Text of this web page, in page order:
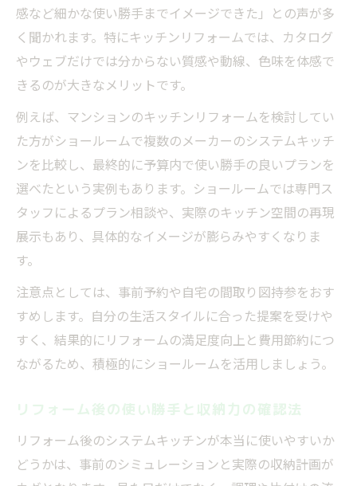
感など細かな使い勝手までイメージできた」との声が多
く聞かれます。特にキッチンリフォームでは、カタログ
やウェブだけでは分からない質感や動線、色味を体感で
きるのが大きなメリットです。
例えば、マンションのキッチンリフォームを検討してい
た方がショールームで複数のメーカーのシステムキッチ
ンを比較し、最終的に予算内で使い勝手の良いプランを
選べたという実例もあります。ショールームでは専門ス
タッフによるプラン相談や、実際のキッチン空間の再現
展示もあり、具体的なイメージが膨らみやすくなりま
す。
注意点としては、事前予約や自宅の間取り図持参をおす
すめします。自分の生活スタイルに合った提案を受けや
すく、結果的にリフォームの満足度向上と費用節約につ
ながるため、積極的にショールームを活用しましょう。
リフォーム後の使い勝手と収納力の確認法
リフォーム後のシステムキッチンが本当に使いやすいか
どうかは、事前のシミュレーションと実際の収納計画が